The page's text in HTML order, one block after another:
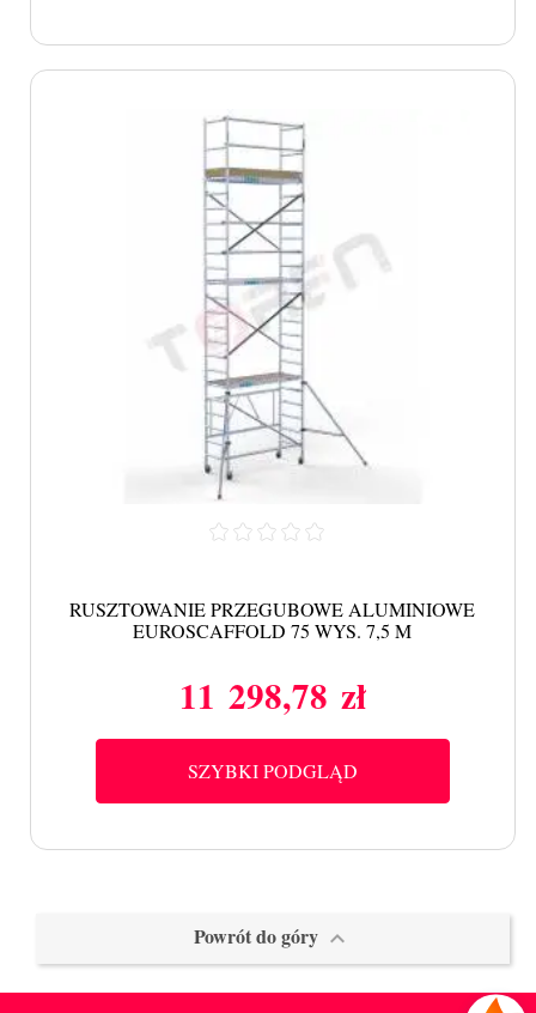
RUSZTOWANIE PRZEGUBOWE ALUMINIOWE
EUROSCAFFOLD 75 WYS. 7,5 M
Cena
11 298,78 zł
SZYBKI PODGLĄD
Powrót do góry 